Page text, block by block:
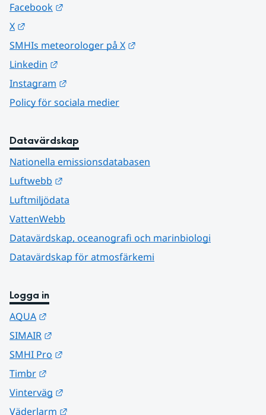
Facebook
X
SMHIs meteorologer på X
Linkedin
Instagram
Policy för sociala medier
Datavärdskap
Nationella emissionsdatabasen
Luftwebb
Luftmiljödata
VattenWebb
Datavärdskap, oceanografi och marinbiologi
Datavärdskap för atmosfärkemi
Logga in
AQUA
SIMAIR
SMHI Pro
Timbr
Vinterväg
Väderlarm